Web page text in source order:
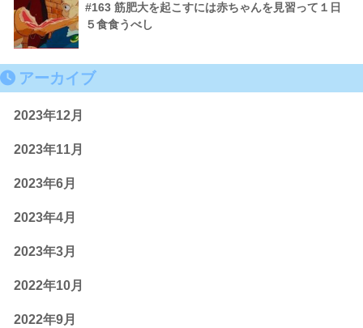
#163 筋肥大を起こすには赤ちゃんを見習って１日
５食食うべし
アーカイブ
2023年12月
2023年11月
2023年6月
2023年4月
2023年3月
2022年10月
2022年9月